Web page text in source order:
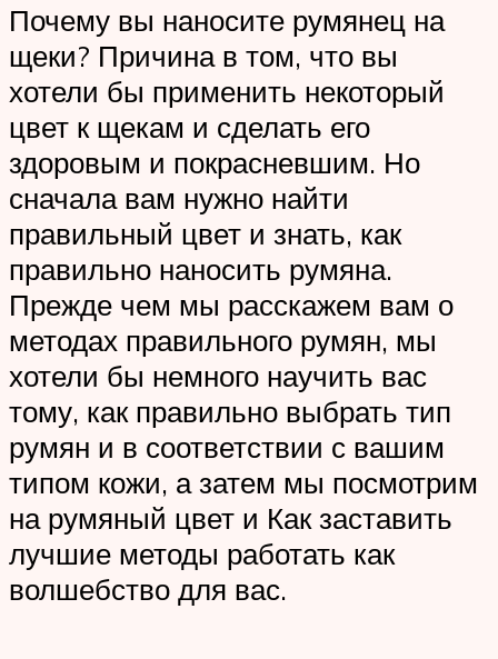
Почему вы наносите румянец на
щеки? Причина в том, что вы
хотели бы применить некоторый
цвет к щекам и сделать его
здоровым и покрасневшим. Но
сначала вам нужно найти
правильный цвет и знать, как
правильно наносить румяна.
Прежде чем мы расскажем вам о
методах правильного румян, мы
хотели бы немного научить вас
тому, как правильно выбрать тип
румян и в соответствии с вашим
типом кожи, а затем мы посмотрим
на румяный цвет и Как заставить
лучшие методы работать как
волшебство для вас.